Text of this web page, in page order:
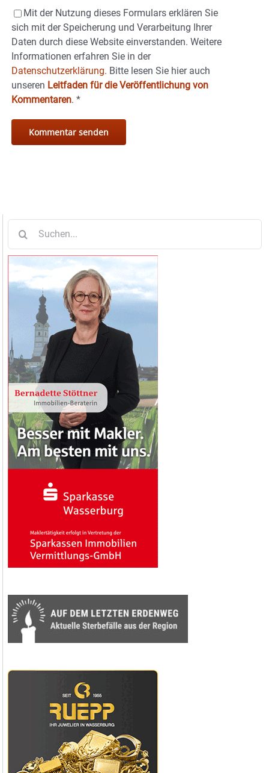
Mit der Nutzung dieses Formulars erklären Sie
sich mit der Speicherung und Verarbeitung Ihrer
Daten durch diese Website einverstanden. Weitere
Informationen erfahren Sie in der
Datenschutzerklärung. Bitte lesen Sie hier auch
unseren Leitfaden für die Veröffentlichung von
Kommentaren. *
nach: